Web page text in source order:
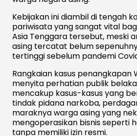
Kebijakan ini diambil di tengah
pariwisata yang sangat vital
Asia Tenggara tersebut, meski
asing tercatat belum
tertinggi sebelum pandemi
Rangkaian kasus penangkapan
menyita perhatian publik
mencakup kasus-kasus yang
tindak pidana narkoba,
maraknya warga asing yang
mengoperasikan bisnis seperti
tanpa memiliki izin resmi.